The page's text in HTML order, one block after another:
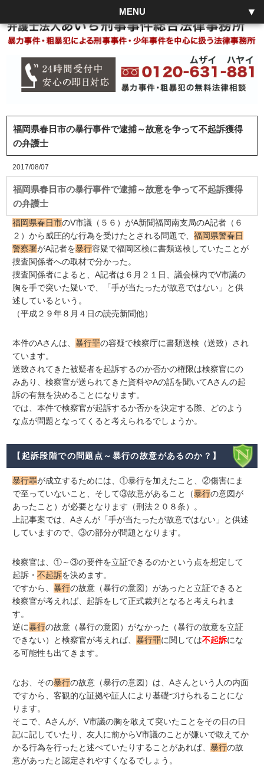
MENU
福岡県春日市の暴行事件で逮捕～故意を争って不起訴獲得
の弁護士
2017/08/07
福岡県春日市の暴行事件で逮捕～故意を争って不起訴獲得
の弁護士
福岡県春日市のV市議（５６）がA新聞福岡南支局のA記者（６
２）から威圧的な行為を受けたとされる問題で、福岡県警春日
警察署がA記者を暴行容疑で福岡区検に書類送検していたことが
捜査関係者への取材で分かった。
捜査関係者によると、A記者は６月２１日、議会棟内でV市議の
胸を手で突いた疑いで、「手が当たったが故意ではない」と供
述しているという。
（平成２９年８月４日の読売新聞他）
本件のAさんは、暴行罪の容疑で検察庁に書類送検（送致）され
ています。
送致されてきた被疑者を起訴するのか否かの権限は検察官にの
みあり、検察官が送られてきた資料やAの話を聞いてAさんの起
訴の有無を決めることになります。
では、本件で検察官が起訴するか否かを決定する際、どのよう
な点が問題となってくると考えられるでしょうか。
【起訴段階での問題点～暴行の故意があるのか？】
暴行罪が成立するためには、①暴行を加えたこと、②傷害にま
で至っていないこと、そして③故意があること（暴行の意図が
あったこと）が必要となります（刑法２０８条）。
上記事案では、Aさんが「手が当たったが故意ではない」と供述
していますので、③の部分が問題となります。
検察官は、①～③の要件を立証できるのかという点を想定して
起訴・不起訴を決めます。
ですから、暴行の故意（暴行の意図）があったと立証できると
検察官が考えれば、起訴をして正式裁判となると考えられま
す。
逆に暴行の故意（暴行の意図）がなかった（暴行の故意を立証
できない）と検察官が考えれば、暴行罪に関しては不起訴にな
る可能性も出てきます。
なお、その暴行の故意（暴行の意図）は、Aさんという人の内面
ですから、客観的な証拠や証人により基礎づけられることにな
ります。
そこで、Aさんが、V市議の胸を敢えて突いたことをその日の日
記に記していたり、友人に前からV市議のことが嫌いで敢えてか
かる行為を行ったと述べていたりすることがあれば、暴行の故
意があったと認定されやすくなるでしょう。